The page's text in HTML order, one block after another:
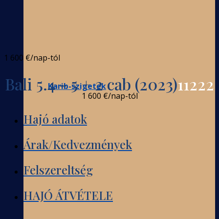
Karib-szigetek
1 600 €/nap-tól
Bali 5.4 - 5 + 2 cab (2023)11222
1 600 €/nap-tól
Hajó adatok
Árak/Kedvezmények
Felszereltség
HAJÓ ÁTVÉTELE